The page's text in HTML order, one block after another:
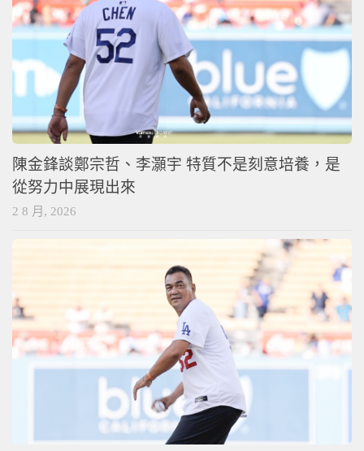
陳金鋒談鄭宗哲、李灝宇 特質不是刻意培養，是
從努力中展現出來
2 8 月, 2026